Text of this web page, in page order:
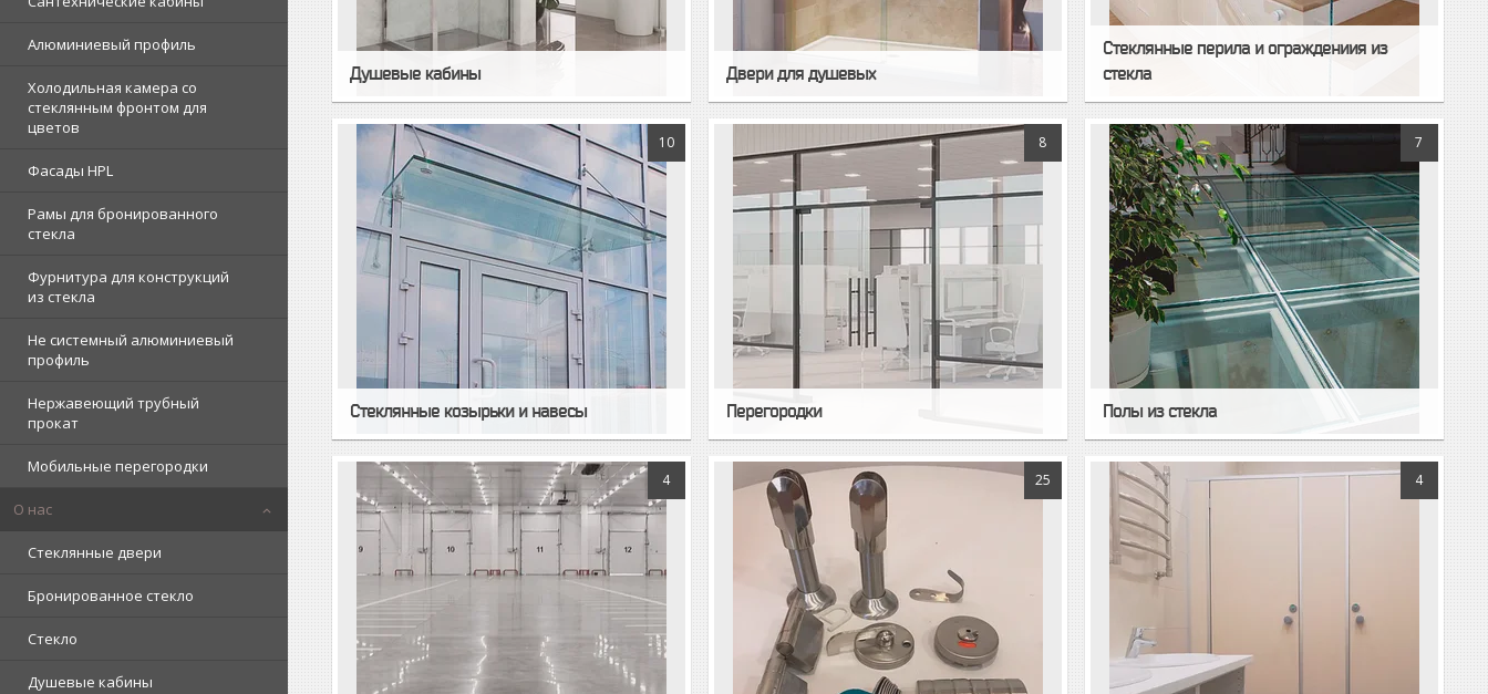
Алюминиевый профиль
Холодильная камера со
стеклянным фронтом для
цветов
Фасады HPL
Рамы для бронированного
стекла
Фурнитура для конструкций
из стекла
Не системный алюминиевый
профиль
Нержавеющий трубный
прокат
Мобильные перегородки
О нас
Стеклянные двери
Бронированное стекло
Стекло
Душевые кабины
Душевые кабины Двери для душевых
Стеклянные перила и ограждениия из
стекла
10
Стеклянные козырьки и навесы
8
Перегородки
7
Полы из стекла
4 25 4